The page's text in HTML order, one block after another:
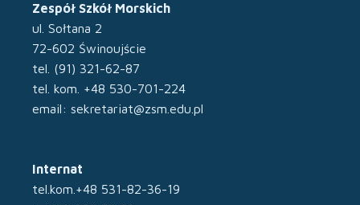
Zespół Szkół Morskich
ul. Sołtana 2
72-602 Świnoujście
tel. (91) 321-62-87
tel. kom. +48 530-701-224
email: sekretariat@zsm.edu.pl
Internat
tel.kom.+48 531-82-36-19